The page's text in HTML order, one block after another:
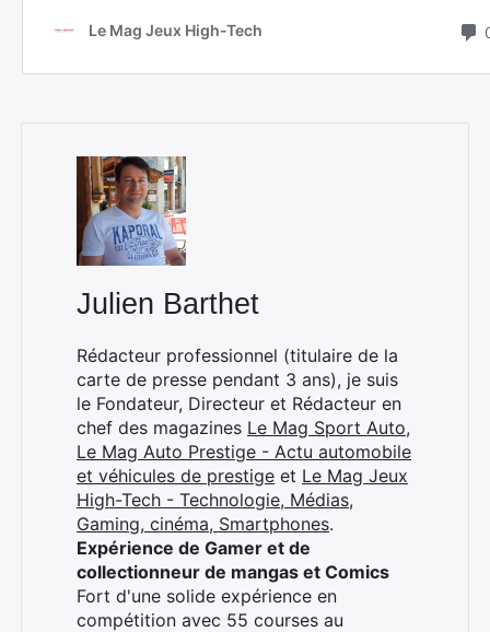
Julien Barthet
Rédacteur professionnel (titulaire de la
carte de presse pendant 3 ans), je suis
le Fondateur, Directeur et Rédacteur en
chef des magazines Le Mag Sport Auto,
Le Mag Auto Prestige - Actu automobile
et véhicules de prestige et Le Mag Jeux
High-Tech - Technologie, Médias,
Gaming, cinéma, Smartphones.
Expérience de Gamer et de
collectionneur de mangas et Comics
Fort d'une solide expérience en
compétition avec 55 courses au
Rechercher